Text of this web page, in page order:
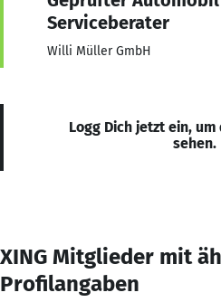
Serviceberater
Willi Müller GmbH
Logg Dich jetzt ein,
sehen.
XING Mitglieder mit
Profilangaben